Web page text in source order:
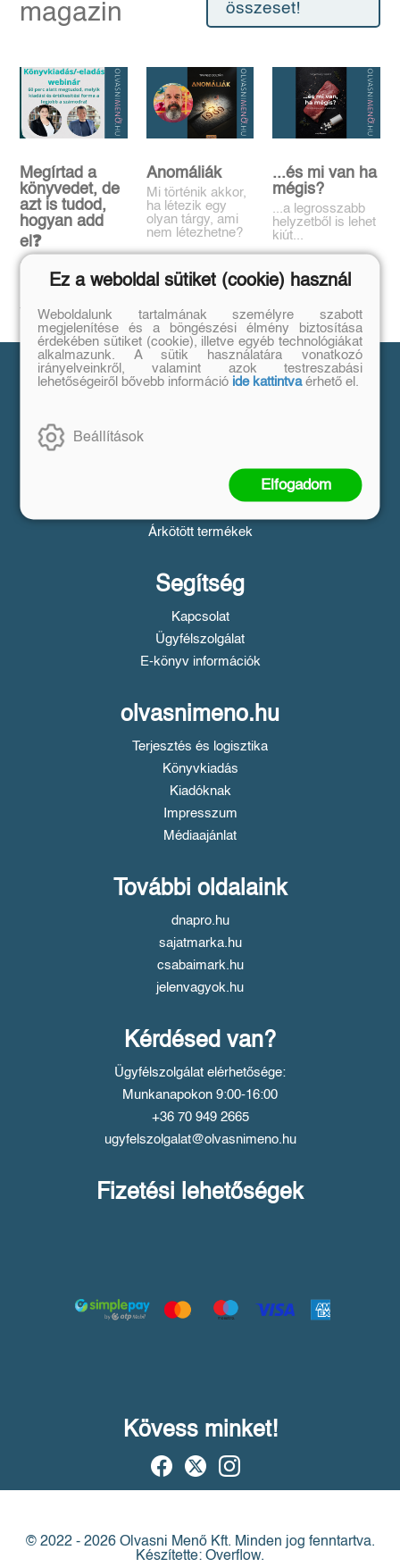
magazin
összeset!
Megírtad a
könyvedet, de
azt is tudod,
hogyan add
el❓️
Időpont: június
16., 18:00-19:00
Tovább
Anomáliák
Mi történik akkor,
ha létezik egy
olyan tárgy, ami
nem létezhetne?
...és mi van ha
mégis?
...a legrosszabb
helyzetből is lehet
kiút...
Vásárlás
Tájékoztató a Simple fizetésről
Adatvédelem
Árkötött termékek
Segítség
Kapcsolat
Ügyfélszolgálat
E-könyv információk
olvasnimeno.hu
Terjesztés és logisztika
Könyvkiadás
Kiadóknak
Impresszum
Médiaajánlat
További oldalaink
dnapro.hu
sajatmarka.hu
csabaimark.hu
jelenvagyok.hu
Kérdésed van?
Ügyfélszolgálat elérhetősége:
Munkanapokon 9:00-16:00
+36 70 949 2665
ugyfelszolgalat@olvasnimeno.hu
Fizetési lehetőségek
Kövess minket!
© 2022 - 2026 Olvasni Menő Kft. Minden jog fenntartva.
Készítette: Overflow.
Ez a weboldal sütiket (cookie) használ
Weboldalunk tartalmának személyre szabott
megjelenítése és a böngészési élmény biztosítása
érdekében sütiket (cookie), illetve egyéb technológiákat
alkalmazunk. A sütik használatára vonatkozó
irányelveinkről, valamint azok testreszabási
lehetőségeiről bővebb információ ide kattintvaérhető el.
Beállítások
Elfogadom